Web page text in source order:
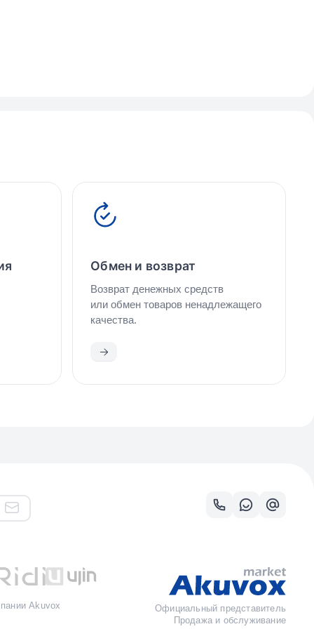
Обмен и возврат
Возврат денежных средств
или обмен товаров ненадлежащего
качества.
Ознакомиться
Akuvox
Официальный представитель
Продажа и обслуживание